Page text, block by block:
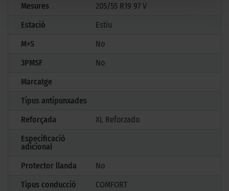
Mesures
205/55 R19 97 V
Estació
Estiu
M+S
No
3PMSF
No
Marcatge
Tipus antipunxades
Reforçada
XL Reforzado
Especificació
adicional
Protector llanda
No
Tipus conducció
COMFORT